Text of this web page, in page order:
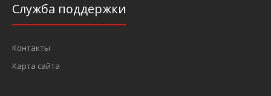
Служба поддержки
Контакты
Карта сайта